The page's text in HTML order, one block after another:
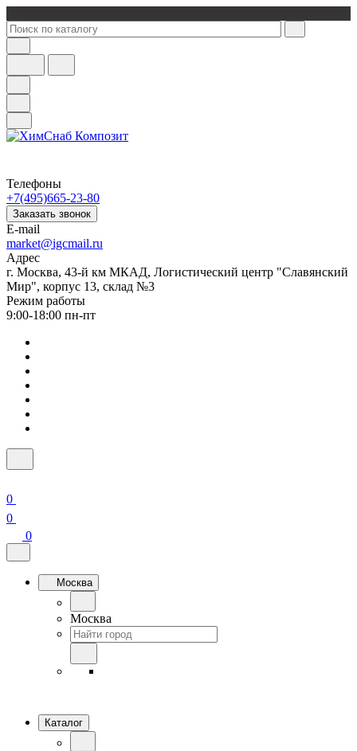
Телефоны
+7(495)665-23-80
Заказать звонок
E-mail
market@igcmail.ru
Адрес
г. Москва, 43-й км МКАД, Логистический центр "Славянский
Мир", корпус 13, склад №3
Режим работы
9:00-18:00 пн-пт
0
0
0
Москва
Москва
Каталог